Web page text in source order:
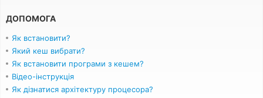
ДОПОМОГА
Як встановити?
Який кеш вибрати?
Як встановити програми з кешем?
Відео-інструкція
Як дізнатися архітектуру процесора?